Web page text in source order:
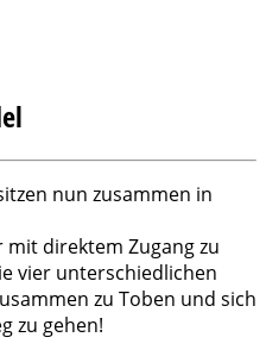
nun zusammen in
direktem Zugang zu
vier unterschiedlichen
zu Toben und sich
zu gehen!